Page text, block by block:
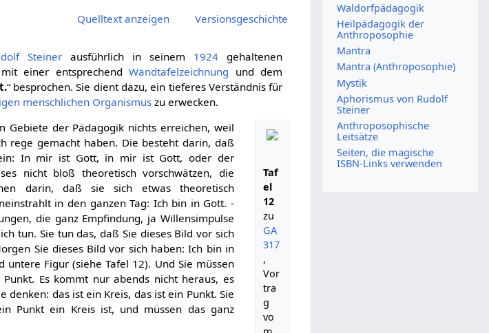
Quelltext anzeigen Versionsgeschichte
Steiner ausführlich in seinem 1924 gehaltenen
einer entsprechendWandtafelzeichnung und dem
“ besprochen. Sie dient dazu, ein tieferes Verständnis für
menschlichen Organismuszu erwecken.
Taf
el
12
zu
GA
317
,
Vor
tra
g
vo
Gebiete der Pädagogik nichts erreichen, weil
rege gemacht haben. Die besteht darin, daß
In mir ist Gott, in mir ist Gott, oder der
nicht bloß theoretisch vorschwätzen, die
darin, daß sie sich etwas theoretisch
in den ganzen Tag: Ich bin in Gott. -
die ganz Empfindung, ja Willensimpulse
tun. Sie tun das, daß Sie dieses Bild vor sich
Sie dieses Bild vor sich haben: Ich bin in
Figur (siehe Tafel 12). Und Sie müssen
Es kommt nur abends nicht heraus, es
das ist ein Kreis, das ist ein Punkt. Sie
Punkt ein Kreis ist, und müssen das ganz
Waldorfpädagogik
Heilpädagogik der
Anthroposophie
Mantra
Mantra (Anthroposophie)
Mystik
Aphorismus von Rudolf
Steiner
Anthroposophische
Leitsätze
Seiten, die magische
ISBN-Links verwenden